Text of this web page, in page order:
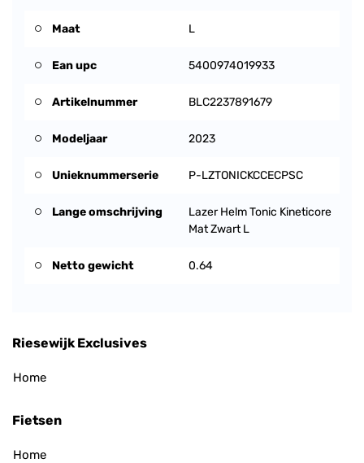
Maat L
Ean upc 5400974019933
Artikelnummer BLC2237891679
Modeljaar 2023
Unieknummerserie P-LZTONICKCCECPSC
Lange omschrijving
Lazer Helm Tonic Kineticore
Mat Zwart L
Netto gewicht 0.64
Riesewijk Exclusives
Home
Fietsen
Home